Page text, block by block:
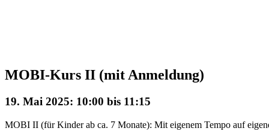
MOBI-Kurs II (mit Anmeldung)
19. Mai 2025: 10:00 bis 11:15
MOBI II (für Kinder ab ca. 7 Monate): Mit eigenem Tempo auf